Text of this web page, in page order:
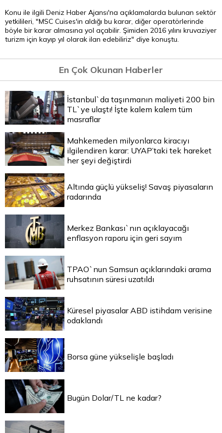
Konu ile ilgili Deniz Haber Ajansı'na açıklamalarda bulunan sektör
yetkilileri, "MSC Cuises'in aldığı bu karar, diğer operatörlerinde
böyle bir karar almasına yol açabilir. Şimiden 2016 yılını kruvaziyer
turizm için kayıp yıl olarak ilan edebiliriz" diye konuştu.
En Çok Okunan Haberler
İstanbul`da taşınmanın maliyeti 200 bin
TL`ye ulaştı! İşte kalem kalem tüm
masraflar
Mahkemeden milyonlarca kiracıyı
ilgilendiren karar: UYAP’taki tek hareket
her şeyi değiştirdi
Altında güçlü yükseliş! Savaş piyasaların
radarında
Merkez Bankası`nın açıklayacağı
enflasyon raporu için geri sayım
TPAO`nun Samsun açıklarındaki arama
ruhsatının süresi uzatıldı
Küresel piyasalar ABD istihdam verisine
odaklandı
Borsa güne yükselişle başladı
Bugün Dolar/TL ne kadar?